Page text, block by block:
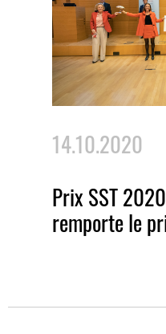
14.10.2020
Prix SST
remporte le